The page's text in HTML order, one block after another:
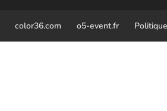
color36.com o5-event.fr